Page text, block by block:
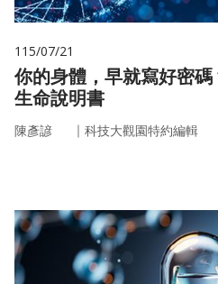
115/07/21
你的身體，早就寫好密
生命說明書
陳彥諺 ｜ 科技大觀園特約編輯